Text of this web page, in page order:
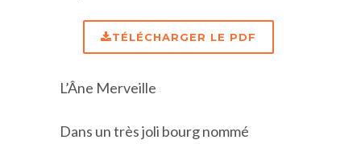
TÉLÉCHARGER LE PDF
L’Âne Merveille
Dans un très joli bourg nommé